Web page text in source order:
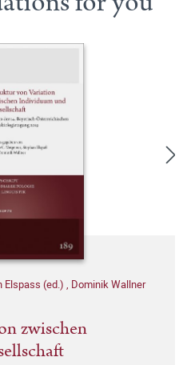
Elspass (ed.) , Dominik Wallner
zwischen